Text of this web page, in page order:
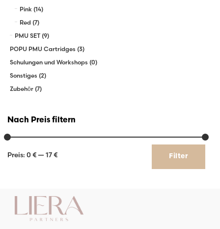
Pink (14)
Red (7)
PMU SET (9)
POPU PMU Cartridges (3)
Schulungen und Workshops (0)
Sonstiges (2)
Zubehör (7)
Nach Preis filtern
Filter
Preis: 0 €— 17 €